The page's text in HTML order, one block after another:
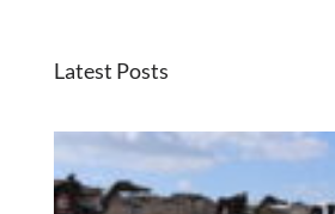
Latest Posts